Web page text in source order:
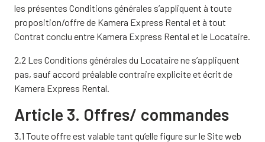
les présentes Conditions générales s’appliquent à toute
proposition/offre de Kamera Express Rental et à tout
Contrat conclu entre Kamera Express Rental et le Locataire.
2.2 Les Conditions générales du Locataire ne s’appliquent
pas, sauf accord préalable contraire explicite et écrit de
Kamera Express Rental.
Article 3. Offres/ commandes
3.1 Toute offre est valable tant qu’elle figure sur le Site web